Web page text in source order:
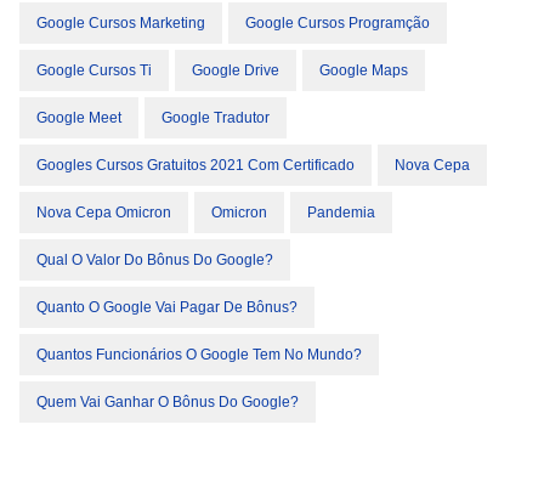
Google Cursos Marketing Google Cursos Programção
Google Cursos Ti Google Drive Google Maps
Google Meet Google Tradutor
Googles Cursos Gratuitos 2021 Com Certificado Nova Cepa
Nova Cepa Omicron Omicron Pandemia
Qual O Valor Do Bônus Do Google?
Quanto O Google Vai Pagar De Bônus?
Quantos Funcionários O Google Tem No Mundo?
Quem Vai Ganhar O Bônus Do Google?